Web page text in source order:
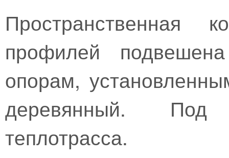
Пространственная
профилей
опорам,
деревянный. Под
теплотрасса.